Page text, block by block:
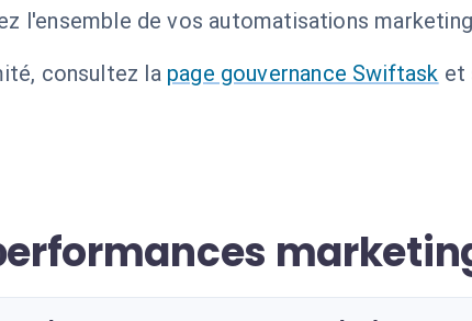
l'ensemble de vos automatisations
consultez la page gouvernance Swiftask et